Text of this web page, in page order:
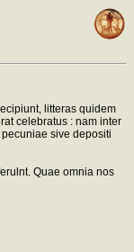
litteras quidem
celebratus : nam inter
sive depositi
Quae omnia nos